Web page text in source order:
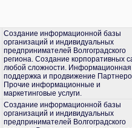
Создание информационной базы
организаций и индивидуальных
предпринимателей Волгоградского
региона. Создание корпоративных
любой сложности. Информационная
поддержка и продвижение
Прочие информационные и
маркетинговые услуги.
Создание информационной базы
организаций и индивидуальных
предпринимателей Волгоградского